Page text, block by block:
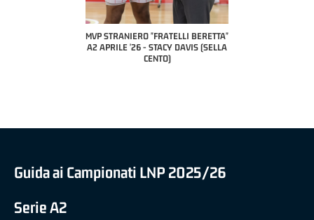
MVP "FRATELLI BERETTA" SAMUEL
DILAS B NAZIONALE APRILE '26 -
MARCO RESTELLI (TAV TREVIGLIO
Guida ai Campionati LNP 2025/26
Serie A2